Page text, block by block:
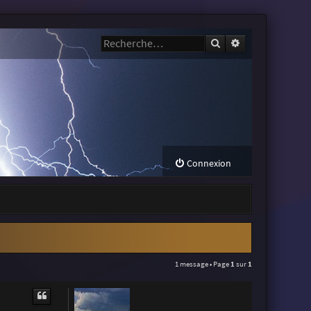
Rechercher
Connexion
1 message • Page 1 sur 1